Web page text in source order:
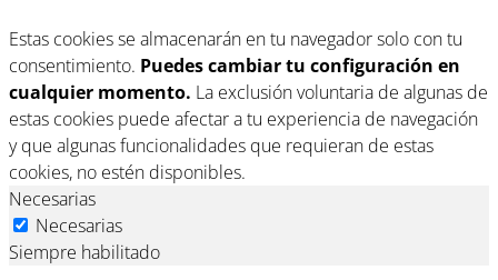
Estas cookies se almacenarán en tu navegador solo con tu
consentimiento. Puedes cambiar tu configuración en
cualquier momento. La exclusión voluntaria de algunas de
estas cookies puede afectar a tu experiencia de navegación
y que algunas funcionalidades que requieran de estas
cookies, no estén disponibles.
Necesarias
Necesarias
Siempre habilitado